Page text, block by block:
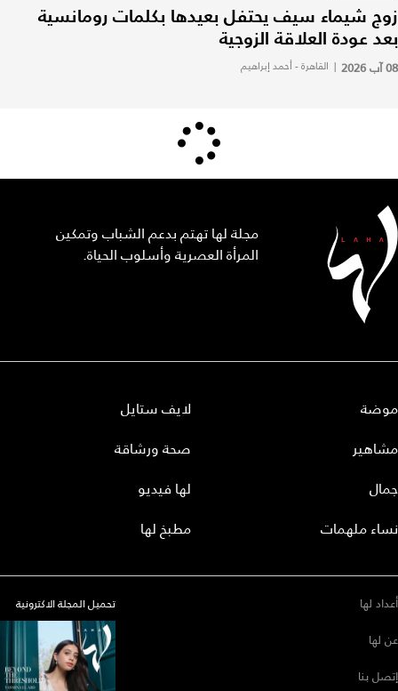
زوج شيماء سيف يحتفل بعيدها بكلمات رومانسية
بعد عودة العلاقة الزوجية
08 آب 2026 | القاهرة - أحمد إبراهيم
مجلة لها تهتم بدعم الشباب وتمكين
المرأة العصرية وأسلوب الحياة.
موضة
مشاهير
جمال
نساء ملهمات
لايف ستايل
صحة ورشاقة
لها فيديو
مطبخ لها
أعداد لها
عن لها
إتصل بنا
تحميل المجلة الاكترونية